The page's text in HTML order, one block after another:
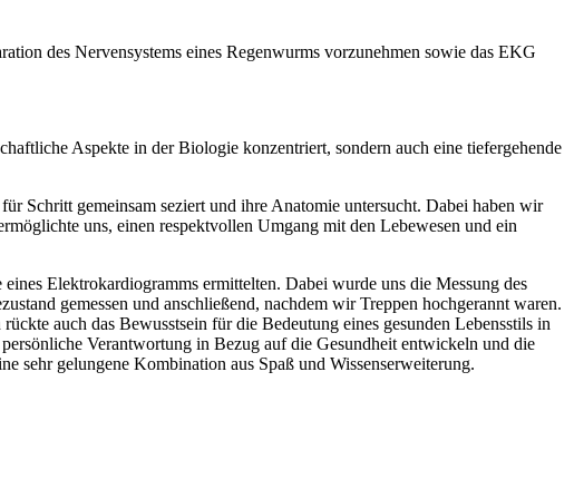
des Nervensystems eines Regenwurms vorzunehmen sowie das EKG
Aspekte in der Biologie konzentriert, sondern auch eine tiefergehende
Schritt gemeinsam seziert und ihre Anatomie untersucht. Dabei haben wir
uns, einen respektvollen Umgang mit den Lebewesen und ein
Elektrokardiogramms ermittelten. Dabei wurde uns die Messung des
gemessen und anschließend, nachdem wir Treppen hochgerannt waren.
auch das Bewusstsein für die Bedeutung eines gesunden Lebensstils in
Verantwortung in Bezug auf die Gesundheit entwickeln und die
sehr gelungene Kombination aus Spaß und Wissenserweiterung.